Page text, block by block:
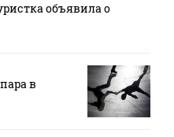
объявила о
в